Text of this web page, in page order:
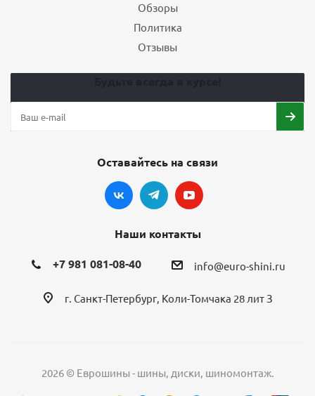
Обзоры
Политика
Отзывы
Оставайтесь на связи
Наши контакты
+7 981 081-08-40 info@euro-shini.ru
г. Санкт-Петербург, Коли-Томчака 28 лит З
2026 © Еврошины - шины, диски, шиномонтаж.